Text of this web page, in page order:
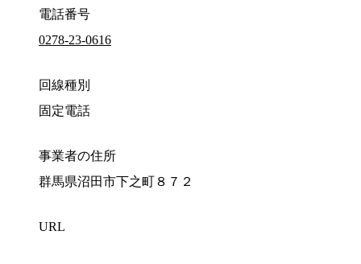
電話番号
0278-23-0616
回線種別
固定電話
事業者の住所
群馬県沼田市下之町８７２
URL